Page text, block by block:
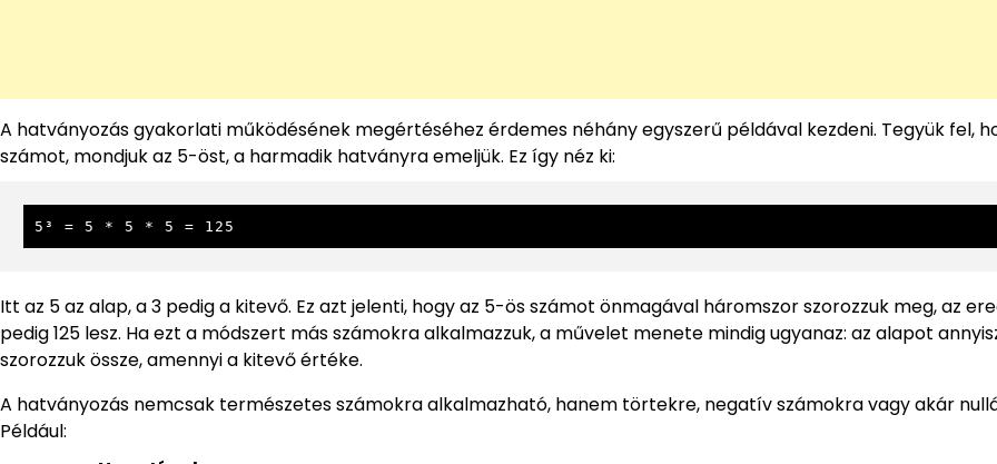
A hatványozás gyakorlati működésének megértéséhez érdemes néhány egyszerű példával kezdeni. Tegyük fel,
számot, mondjuk az 5-öst, a harmadik hatványra emeljük. Ez így néz ki:
5³ = 5 * 5 * 5 = 125
Itt az 5 az alap, a 3 pedig a kitevő. Ez azt jelenti, hogy az 5-ös számot önmagával háromszor szorozzuk meg, az
pedig 125 lesz. Ha ezt a módszert más számokra alkalmazzuk, a művelet menete mindig ugyanaz: az alapot
szorozzuk össze, amennyi a kitevő értéke.
A hatványozás nemcsak természetes számokra alkalmazható, hanem törtekre, negatív számokra vagy akár
Például: